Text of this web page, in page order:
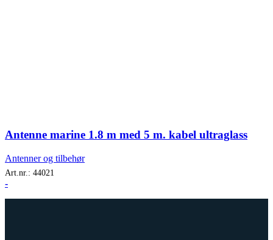
Antenne marine 1.8 m med 5 m. kabel ultraglass
Antenner og tilbehør
Art.nr.: 44021
-